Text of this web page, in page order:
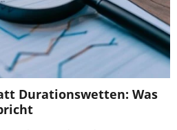
Durationswetten: Was